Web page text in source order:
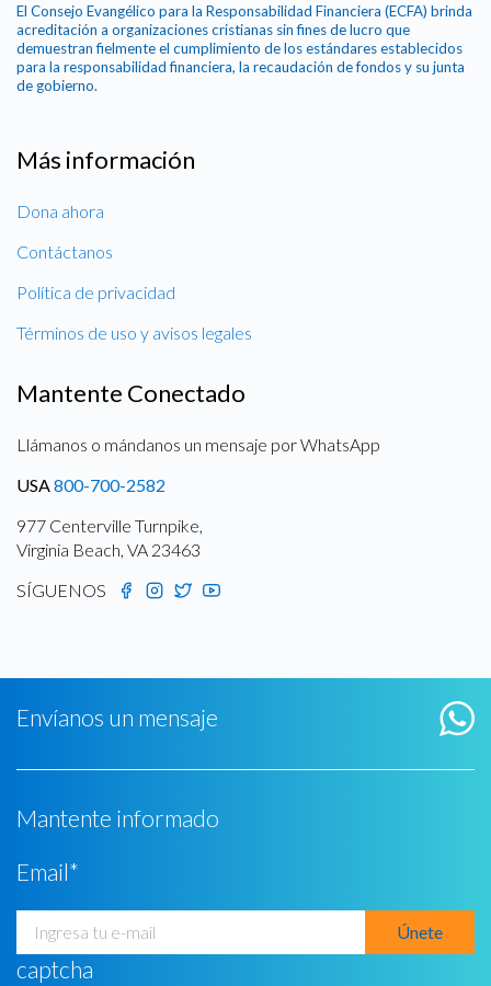
El Consejo Evangélico para la Responsabilidad Financiera (ECFA) brinda
acreditación a organizaciones cristianas sin fines de lucro que
demuestran fielmente el cumplimiento de los estándares establecidos
para la responsabilidad financiera, la recaudación de fondos y su junta
de gobierno.
Más información
Dona ahora
Contáctanos
Política de privacidad
Términos de uso y avisos legales
Mantente Conectado
Llámanos o mándanos un mensaje por WhatsApp
USA800-700-2582
977 Centerville Turnpike,
Virginia Beach, VA 23463
SÍGUENOS
Envíanos un mensaje
Mantente informado
Email*
captcha